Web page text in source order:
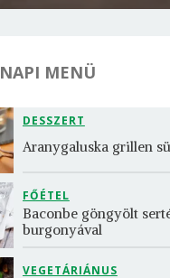
NAPI MENÜ
DESSZERT
Aranygaluska grillen
FŐÉTEL
Baconbe göngyölt
burgonyával
VEGETÁRIÁNUS